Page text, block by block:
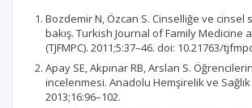
Bozdemir N, Özcan S. Cinselliğe ve cinsel
bakış. Turkish Journal of Family Medicine
(TJFMPC). 2011;5:37–46. doi: 10.21763/
Apay SE, Akpınar RB, Arslan S.
incelenmesi. Anadolu Hemşirelik ve
2013;16:96–102.